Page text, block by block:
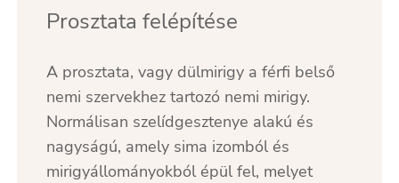
Prosztata felépítése
A prosztata, vagy dülmirigy a férfi belső
nemi szervekhez tartozó nemi mirigy.
Normálisan szelídgesztenye alakú és
nagyságú, amely sima izomból és
mirigyállományokból épül fel, melyet